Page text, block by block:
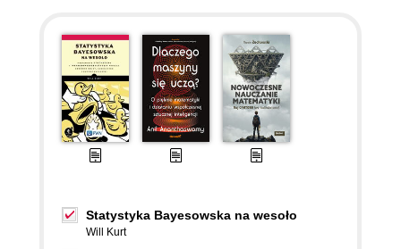
Statystyka Bayesowska na wesoło
Will Kurt